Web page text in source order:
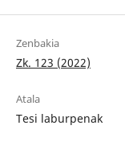
Zenbakia
Zk. 123 (2022)
Atala
Tesi laburpenak